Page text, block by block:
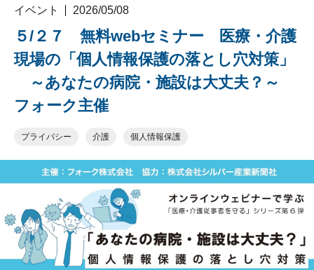
イベント 2026/05/08
５/２７ 無料webセミナー 医療・介護
現場の「個人情報保護の落とし穴対策」
～あなたの病院・施設は大丈夫？～
フォーク主催
プライバシー 介護 個人情報保護